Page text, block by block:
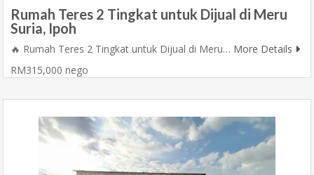
Rumah Teres 2 Tingkat untuk Dijual di Meru
Suria, Ipoh
🔥 Rumah Teres 2 Tingkat untuk Dijual di Meru… More Details
RM315,000 nego